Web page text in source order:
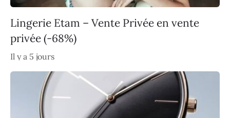
Lingerie Etam – Vente Privée en vente
privée (-68%)
Il y a 5 jours